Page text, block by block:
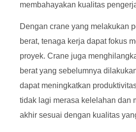
membahayakan kualitas
Dengan crane yang melakukan
berat, tenaga kerja dapat fokus
proyek. Crane juga
berat yang sebelumnya
dapat meningkatkan
tidak lagi merasa kelelahan dan
akhir sesuai dengan kualitas